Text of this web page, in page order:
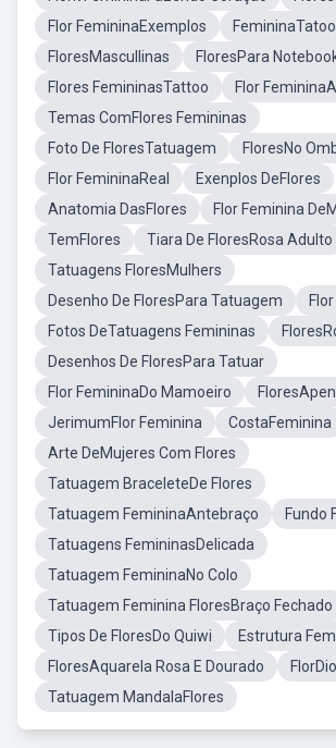
Flor FemininaExemplos
FemininaTatoo
FloresMascullinas
FloresPara
Flores FemininasTattoo
Flor
Temas ComFlores Femininas
Foto De FloresTatuagem
FloresNo
Flor FemininaReal
Exenplos DeFlores
Anatomia DasFlores
Flor Feminina
TemFlores
Tiara De FloresRosa Adulto
Tatuagens FloresMulhers
Desenho De FloresPara Tatuagem
Fotos DeTatuagens Femininas
Desenhos De FloresPara Tatuar
Flor FemininaDo Mamoeiro
JerimumFlor Feminina
CostaFeminina
Arte DeMujeres Com Flores
Tatuagem BraceleteDe Flores
Tatuagem FemininaAntebraço
Fundo
Tatuagens FemininasDelicada
Tatuagem FemininaNo Colo
Tatuagem Feminina FloresBraço Fechado
Tipos De FloresDo Quiwi
Estrutura
FloresAquarela Rosa E Dourado
Tatuagem MandalaFlores